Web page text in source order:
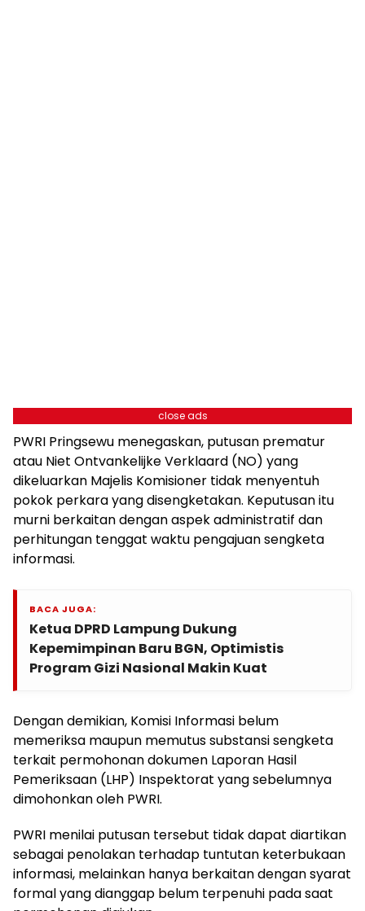
close ads
PWRI Pringsewu menegaskan, putusan prematur
atau Niet Ontvankelijke Verklaard (NO) yang
dikeluarkan Majelis Komisioner tidak menyentuh
pokok perkara yang disengketakan. Keputusan itu
murni berkaitan dengan aspek administratif dan
perhitungan tenggat waktu pengajuan sengketa
informasi.
BACA JUGA:
Ketua DPRD Lampung Dukung
Kepemimpinan Baru BGN, Optimistis
Program Gizi Nasional Makin Kuat
Dengan demikian, Komisi Informasi belum
memeriksa maupun memutus substansi sengketa
terkait permohonan dokumen Laporan Hasil
Pemeriksaan (LHP) Inspektorat yang sebelumnya
dimohonkan oleh PWRI.
PWRI menilai putusan tersebut tidak dapat diartikan
sebagai penolakan terhadap tuntutan keterbukaan
informasi, melainkan hanya berkaitan dengan syarat
formal yang dianggap belum terpenuhi pada saat